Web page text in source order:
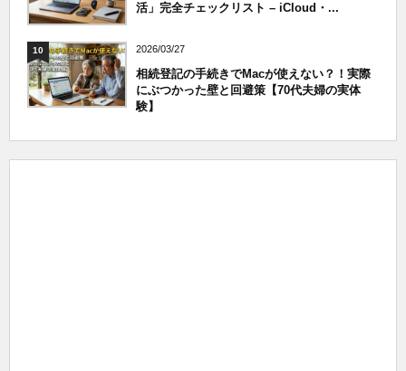
活」完全チェックリスト – iCloud・...
10 2026/03/27
相続登記の手続きでMacが使えない？！実際
にぶつかった壁と回避策【70代夫婦の実体
験】